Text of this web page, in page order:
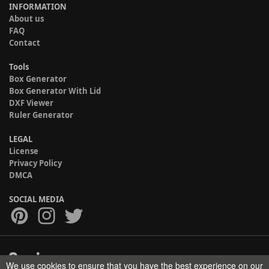
INFORMATION
About us
FAQ
Contact
Tools
Box Generator
Box Generator With Lid
DXF Viewer
Ruler Generator
LEGAL
License
Privacy Policy
DMCA
SOCIAL MEDIA
We use cookies to ensure that you have the best experience on our